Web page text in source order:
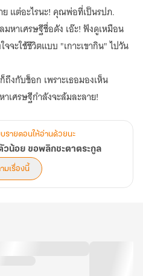
ชะตา
ตระกูล
ย แต่อะไรนะ! คุณพ่อที่เป็นรปภ.
หาเศรษฐีชื่อดัง เอ๊ะ! ฟังดูเหมือน
จะใช้ชีวิตแบบ "เกาะเขากิน" ไปวัน
งกับช็อก เพราะเธอมองเห็น
เศรษฐีกำลังจะล้มละลาย!
รายตอนให้อ่านด้วยนะ
น้อย ขอพลิกชะตาตระกูล
มเรื่องนี้